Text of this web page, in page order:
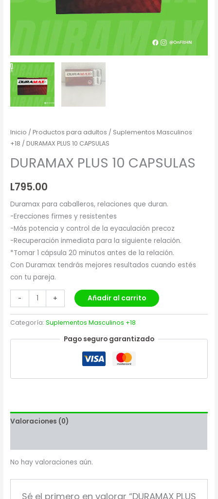
Inicio /Productos para adultos / Suplementos Masculinos
+18 / DURAMAX PLUS 10 CAPSULAS
DURAMAX PLUS 10 CAPSULAS
L795.00
Duramax para caballeros, relaciones que duran.
-Erecciones firmes y resistentes
-Más potencia y control de la eyaculación precoz
-Recuperación inmediata para la siguiente relación.
*Tomar 1 cápsula 20 minutos antes de la relación.
Con Duramax tendrás mejores resultados cuando estés
con tu pareja.
- + Añadir al carrito
Categoría:Suplementos Masculinos +18
Pago seguro garantizado
Valoraciones (0)
No hay valoraciones aún.
Sé el primero en valorar “DURAMAX PLUS